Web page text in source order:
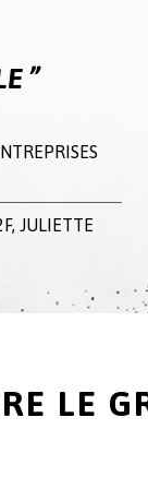
JULIETTE
LE